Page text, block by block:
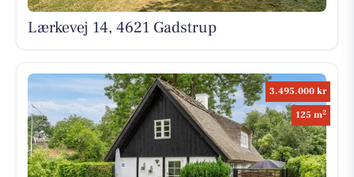
Lærkevej 14, 4621 Gadstrup
3.495.000 kr
125 m2